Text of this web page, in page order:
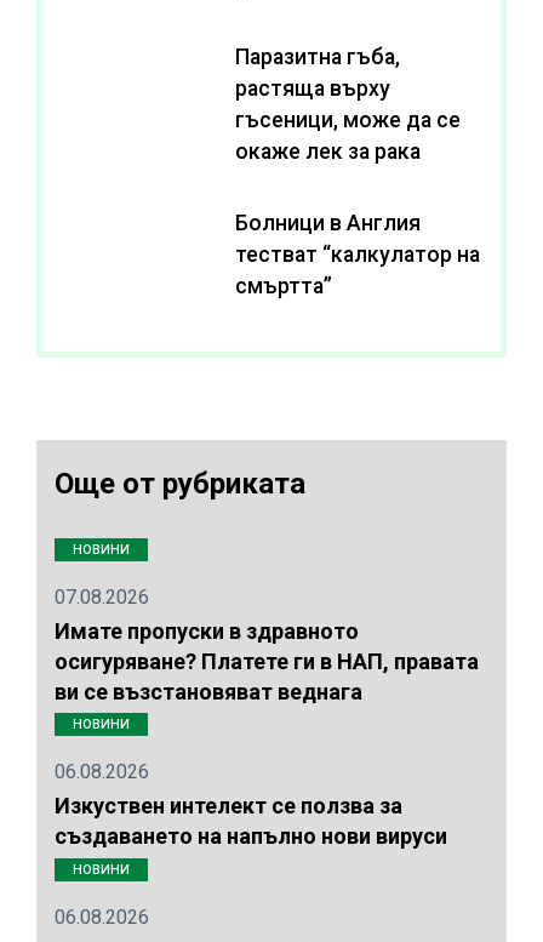
Паразитна гъба,
растяща върху
гъсеници, може да се
окаже лек за рака
Болници в Англия
тестват “калкулатор на
смъртта”
Още от рубриката
НОВИНИ
07.08.2026
Имате пропуски в здравното
осигуряване? Платете ги в НАП, правата
ви се възстановяват веднага
НОВИНИ
06.08.2026
Изкуствен интелект се ползва за
създаването на напълно нови вируси
НОВИНИ
06.08.2026